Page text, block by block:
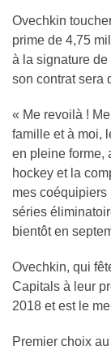
Ovechkin
prime de 4,75
à la signature
son contrat sera
« Me revoilà !
famille et à moi,
en pleine forme,
hockey et la
mes coéquipiers
séries
bientôt en
Ovechkin, qui
Capitals à leur
2018 et est le
Premier choix